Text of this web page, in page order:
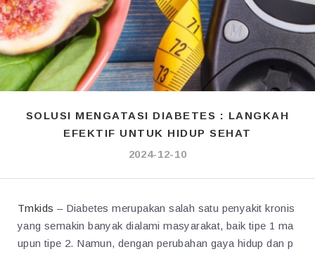
SOLUSI MENGATASI DIABETES : LANGKAH
EFEKTIF UNTUK HIDUP SEHAT
2024-12-10
Tmkids – Diabetes merupakan salah satu penyakit kronis
yang semakin banyak dialami masyarakat, baik tipe 1 ma
upun tipe 2. Namun, dengan perubahan gaya hidup dan p